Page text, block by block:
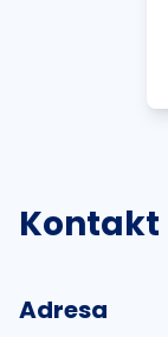
Kontakt
Adresa